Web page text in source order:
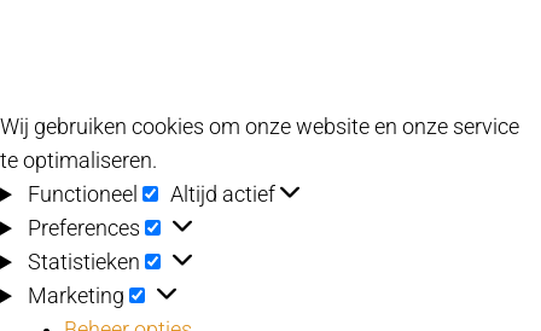
Wij gebruiken cookies om onze website en onze service
te optimaliseren.
Functioneel
Functioneel
Altijd actief
Preferences
Preferences
Statistieken Statistieken
Marketing Marketing